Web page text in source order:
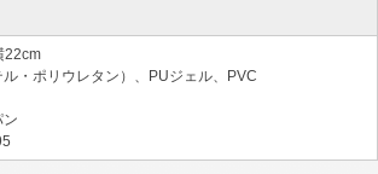
22cm
・ポリウレタン）、PUジェル、PVC
ン